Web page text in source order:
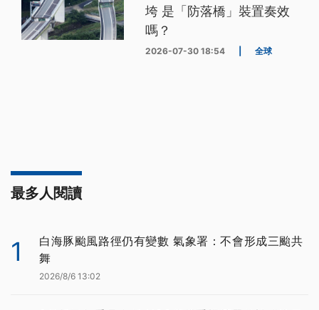
垮 是「防落橋」裝置奏效
嗎？
2026-07-30 18:54 全球
最多人閱讀
1
白海豚颱風路徑仍有變數 氣象署：不會形成三颱共
舞
2026/8/6 13:02